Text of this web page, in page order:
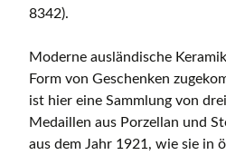
8342).
Moderne ausländische
Form von Geschenken
ist hier eine Sammlung von
Medaillen aus Porzellan und
aus dem Jahr 1921, wie sie in